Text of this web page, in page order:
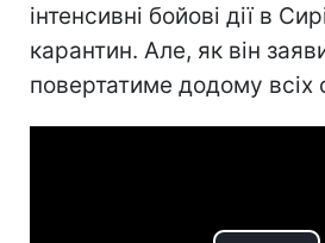
інтенсивні бойові дії в
карантин. Але, як він
повертатиме додому всіх